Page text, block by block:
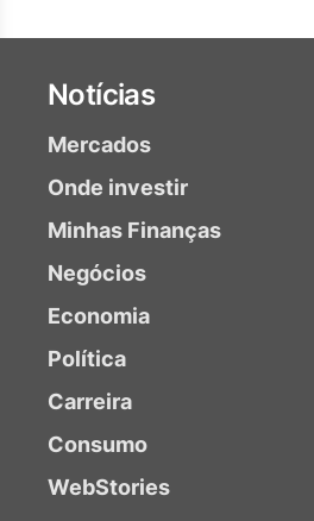
Notícias
Mercados
Onde investir
Minhas Finanças
Negócios
Economia
Política
Carreira
Consumo
WebStories